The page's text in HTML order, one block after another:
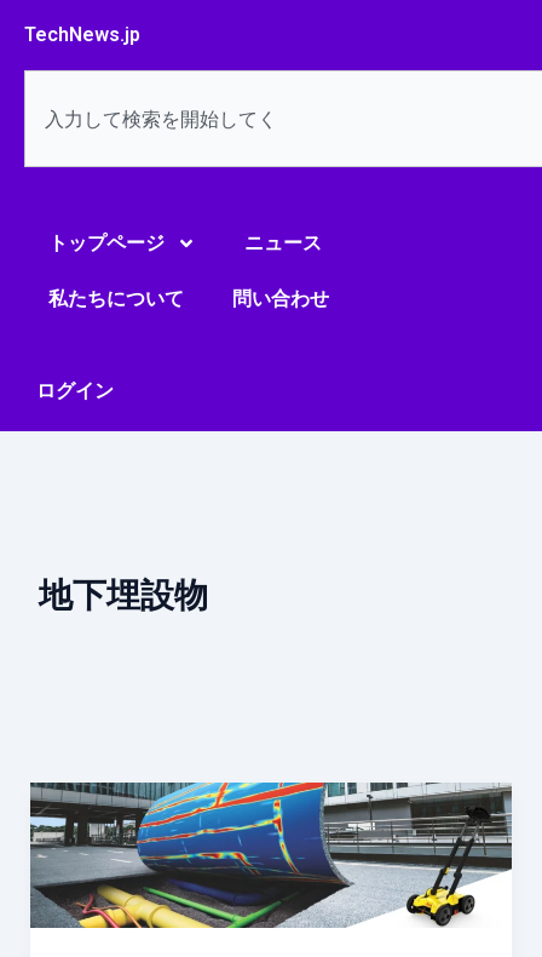
TechNews.jp
トップページ ニュース
私たちについて 問い合わせ
ログイン
地下埋設物
地
下
埋
設
物